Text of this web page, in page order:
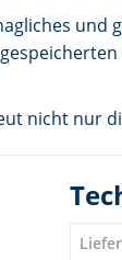
und
nicht nur